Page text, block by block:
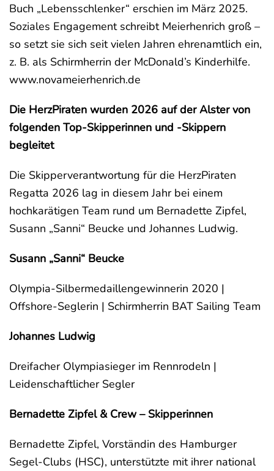
Buch „Lebensschlenker“ erschien im März 2025.
Soziales Engagement schreibt Meierhenrich groß –
so setzt sie sich seit vielen Jahren ehrenamtlich ein,
z. B. als Schirmherrin der McDonald’s Kinderhilfe.
www.novameierhenrich.de
Die HerzPiraten wurden 2026 auf der Alster von
folgenden Top-Skipperinnen und -Skippern
begleitet
Die Skipperverantwortung für die HerzPiraten
Regatta 2026 lag in diesem Jahr bei einem
hochkarätigen Team rund um Bernadette Zipfel,
Susann „Sanni“ Beucke und Johannes Ludwig.
Susann „Sanni“ Beucke
Olympia-Silbermedaillengewinnerin 2020 |
Offshore-Seglerin | Schirmherrin BAT Sailing Team
Johannes Ludwig
Dreifacher Olympiasieger im Rennrodeln |
Leidenschaftlicher Segler
Bernadette Zipfel & Crew – Skipperinnen
Bernadette Zipfel, Vorständin des Hamburger
Segel-Clubs (HSC), unterstützte mit ihrer national